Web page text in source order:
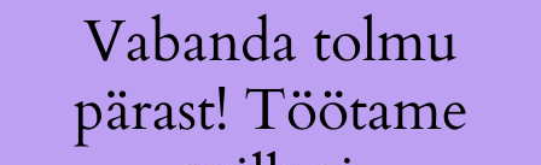
Vabanda tolmu
pärast! Töötame